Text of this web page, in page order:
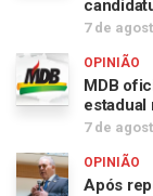
7 de
OPINIÃO
MDB
estadual
7 de
OPINIÃO
Após